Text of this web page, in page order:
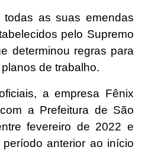
as suas emendas
pelo Supremo
determinou regras para
de trabalho.
a empresa Fênix
a Prefeitura de São
fevereiro de 2022 e
anterior ao início